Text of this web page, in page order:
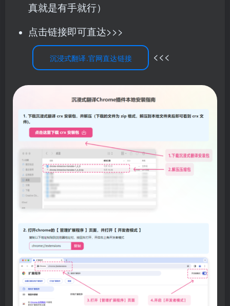
真就是有手就行）
点击链接即可直达>>>
沉浸式翻译.官网直达链接 <<<